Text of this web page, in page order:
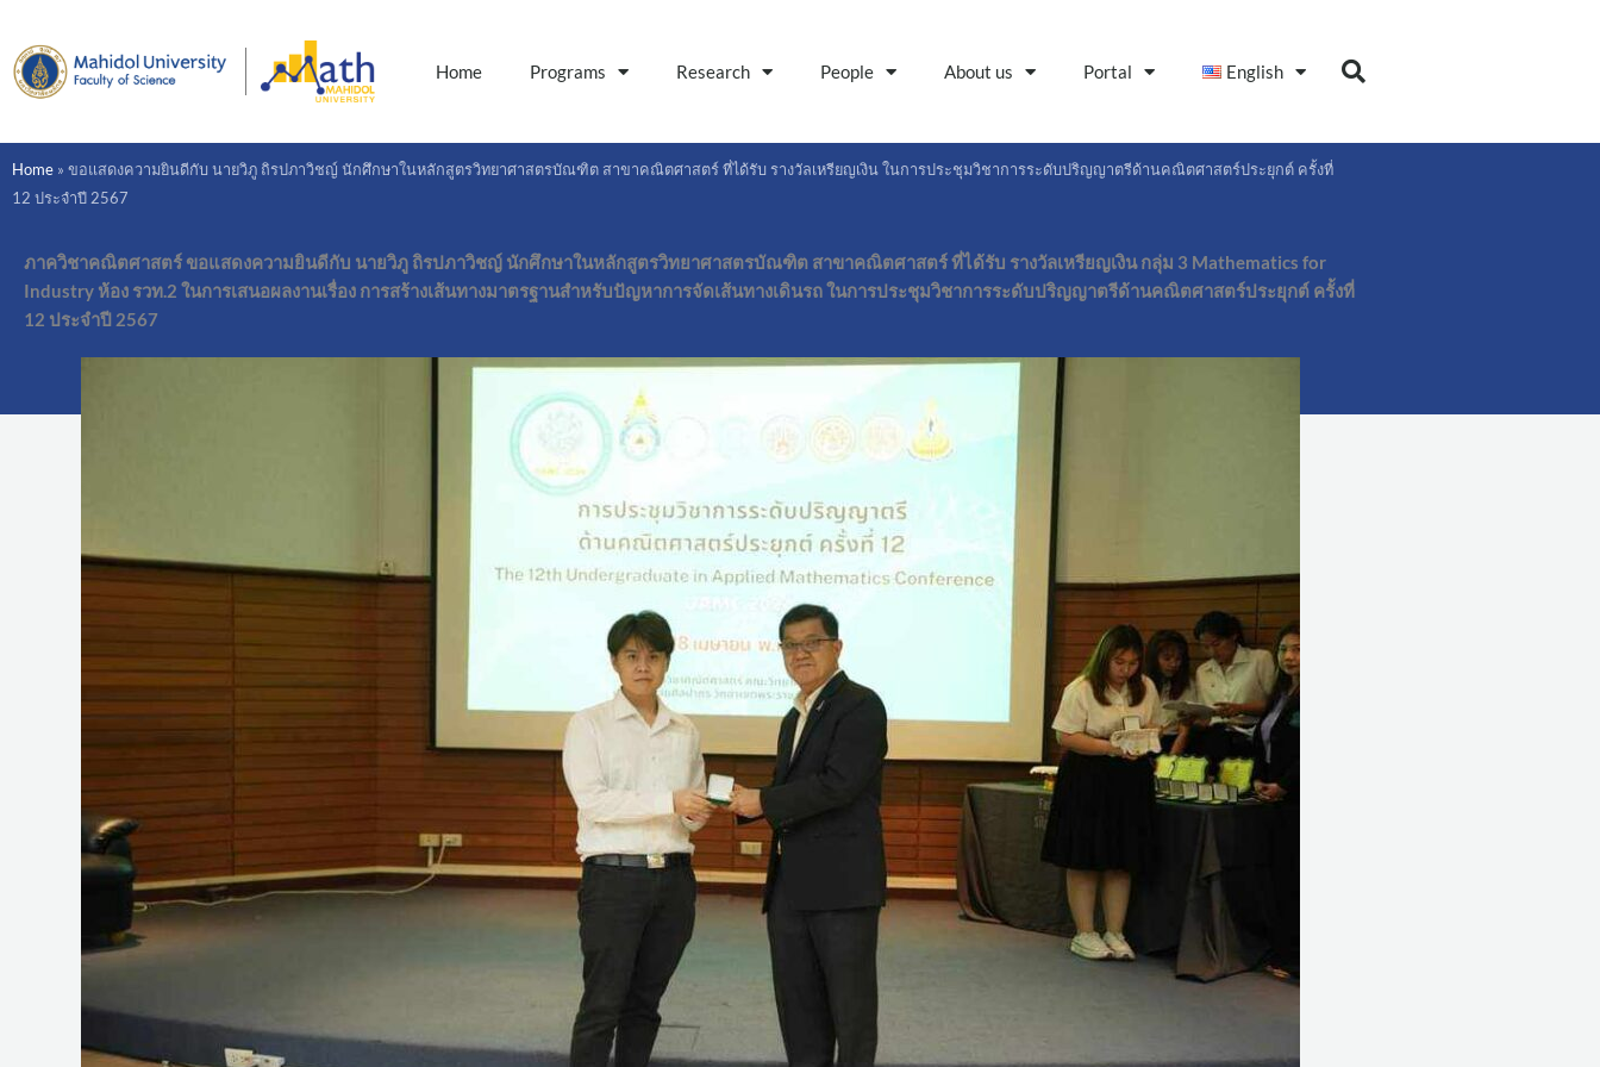
content
Home Programs Research People About us Portal English
Home » ขอแสดงความยินดีกับ นายวิภู ถิรปภาวิชญ์ นักศึกษาในหลักสูตรวิทยาศาสตรบัณฑิต สาขาคณิตศาสตร์ ที่ได้รับ รางวัลเหรียญเงิน ในการประชุมวิชาการระดับปริญญาตรีด้านคณิตศาสตร์ประยุกต์ ครั้งที่
12 ประจำปี 2567
ภาควิชาคณิตศาสตร์ ขอแสดงความยินดีกับ นายวิภู ถิรปภาวิชญ์ นักศึกษาในหลักสูตรวิทยาศาสตรบัณฑิต สาขาคณิตศาสตร์ ที่ได้รับ รางวัลเหรียญเงิน กลุ่ม 3 Mathematics for
Industry ห้อง รวท.2 ในการเสนอผลงานเรื่อง การสร้างเส้นทางมาตรฐานสำหรับปัญหาการจัดเส้นทางเดินรถ ในการประชุมวิชาการระดับปริญญาตรีด้านคณิตศาสตร์ประยุกต์ ครั้งที่
12 ประจำปี 2567